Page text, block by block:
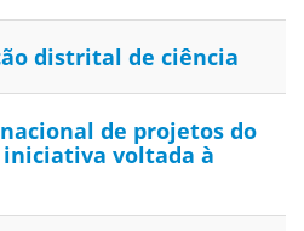
distrital de ciência
de projetos do
iniciativa voltada à